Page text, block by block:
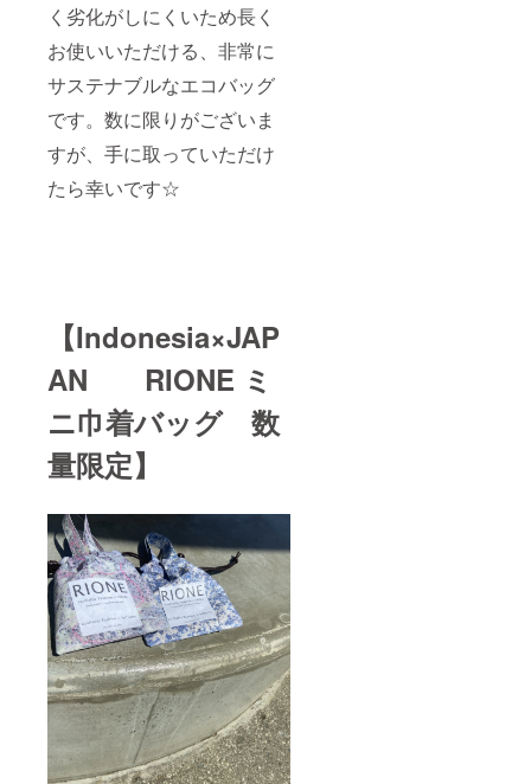
く劣化がしにくいため長く
お使いいただける、非常に
サステナブルなエコバッグ
です。数に限りがございま
すが、手に取っていただけ
たら幸いです☆
【Indonesia×JAP
AN RIONE ミ
ニ巾着バッグ 数
量限定】